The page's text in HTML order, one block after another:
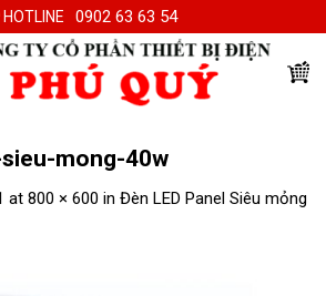
HOTLINE 0902 63 63 54
mong-40w
at 800 × 600 in Đèn LED Panel Siêu mỏng